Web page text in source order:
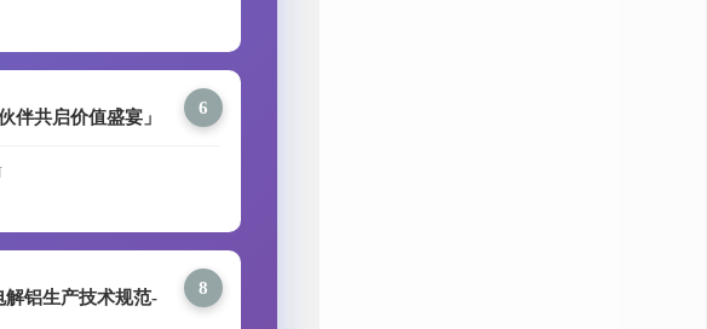
6
伴共启价值盛宴」
8
铝生产技术规范-